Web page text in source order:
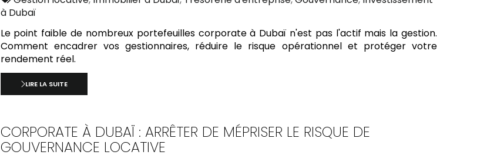
:
à Dubaï
Le point faible de nombreux portefeuilles corporate à Dubaï n'est pas l'actif mais la gestion.
Comment encadrer vos gestionnaires, réduire le risque opérationnel et protéger votre
rendement réel.
LIRE LA SUITE
CORPORATE À DUBAÏ : ARRÊTER DE MÉPRISER LE RISQUE DE
GOUVERNANCE LOCATIVE